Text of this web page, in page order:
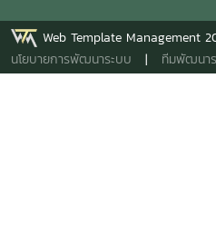
Web Template Management
นโยบายการพัฒนาระบบ | ทีมพัฒนา